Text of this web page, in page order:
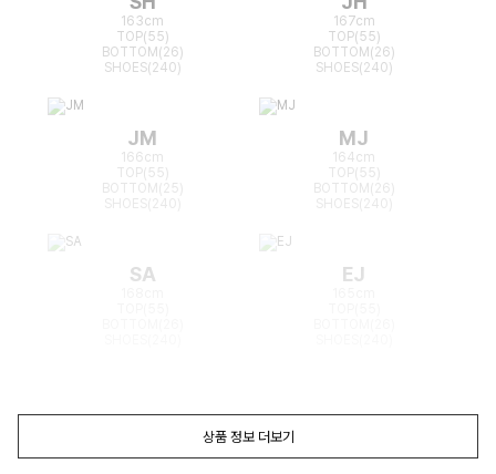
163cm
TOP(55)
BOTTOM(26)
SHOES(240)
167cm
TOP(55)
BOTTOM(26)
SHOES(240)
JM
166cm
TOP(55)
BOTTOM(25)
MJ
164cm
TOP(55)
BOTTOM(26)
SA EJ
상품 정보 더보기